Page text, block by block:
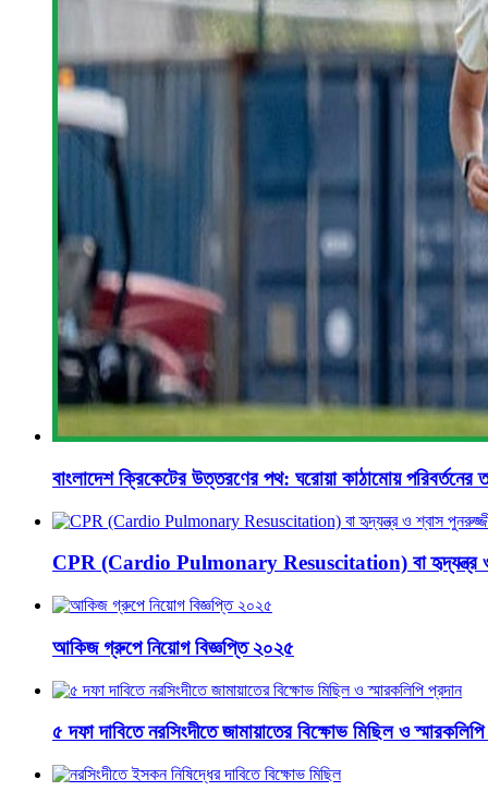
বাংলাদেশ ক্রিকেটের উত্তরণের পথ: ঘরোয়া কাঠামোয় পরিবর্তনের
CPR (Cardio Pulmonary Resuscitation) বা হৃদ্‌যন্ত্র ও
আকিজ গ্রুপে নিয়োগ বিজ্ঞপ্তি ২০২৫
৫ দফা দাবিতে নরসিংদীতে জামায়াতের বিক্ষোভ মিছিল ও